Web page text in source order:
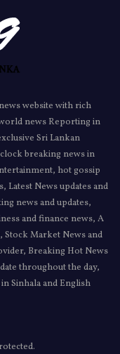
website with rich
news Reporting in
Sri Lankan
breaking news in
hot gossip
Latest News updates and
news and updates,
and finance news, A
Market News and
Breaking Hot News
throughout the day,
Sinhala and English